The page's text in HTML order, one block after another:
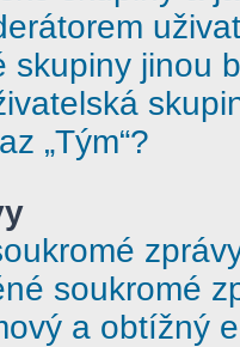
skupiny jinou
„Tým“?
soukromé
a obtížný